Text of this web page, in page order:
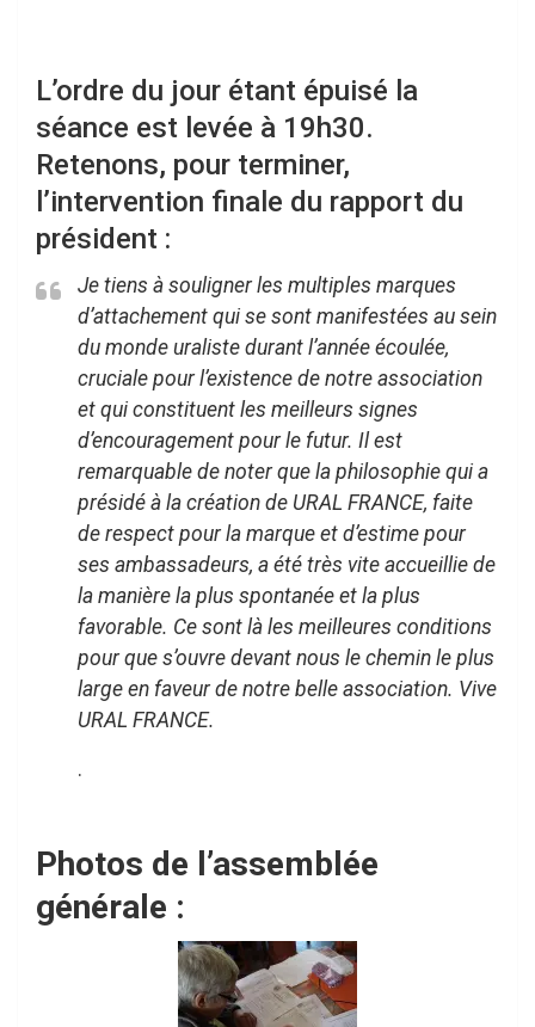
L’ordre du jour étant épuisé la
séance est levée à 19h30.
Retenons, pour terminer,
l’intervention finale du rapport du
président :
Je tiens à souligner les multiples marques
d’attachement qui se sont manifestées au sein
du monde uraliste durant l’année écoulée,
cruciale pour l’existence de notre association
et qui constituent les meilleurs signes
d’encouragement pour le futur. Il est
remarquable de noter que la philosophie qui a
présidé à la création de URAL FRANCE, faite
de respect pour la marque et d’estime pour
ses ambassadeurs, a été très vite accueillie de
la manière la plus spontanée et la plus
favorable. Ce sont là les meilleures conditions
pour que s’ouvre devant nous le chemin le plus
large en faveur de notre belle association. Vive
URAL FRANCE.
.
Photos de l’assemblée
générale :